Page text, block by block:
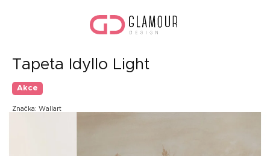
Tapeta Idyllo Light
Akce
Značka: Wallart